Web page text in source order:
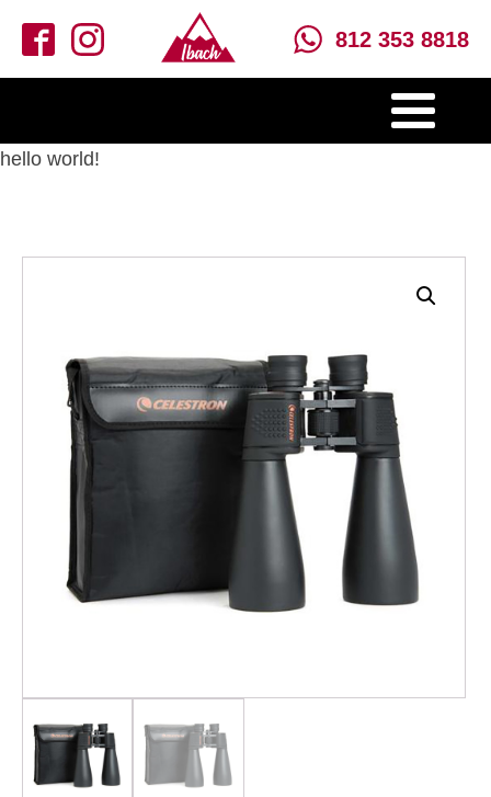
812 353 8818
hello world!